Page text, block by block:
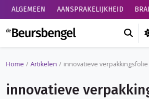
ALGEMEEN AANSPRAKELIJKHEID
de Beursbengel
Home Artikelen innovatieve verpakkingsfolie
innovatieve